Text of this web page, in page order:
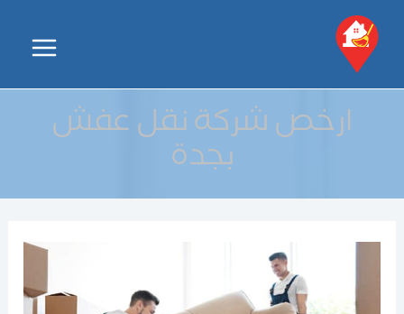
تخطي
المحتوى
Main
ارخص شركة نقل عفش
بجدة